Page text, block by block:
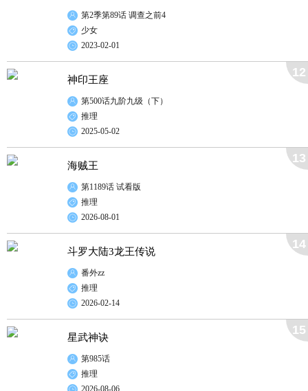
第2季第89话 调查之前4
少女
2023-02-01
神印王座
第500话九阶九级（下）
推理
2025-05-02
12
海贼王
第1189话 试看版
推理
2026-08-01
13
斗罗大陆3龙王传说
番外zz
推理
2026-02-14
14
星武神诀
第985话
推理
2026-08-06
15